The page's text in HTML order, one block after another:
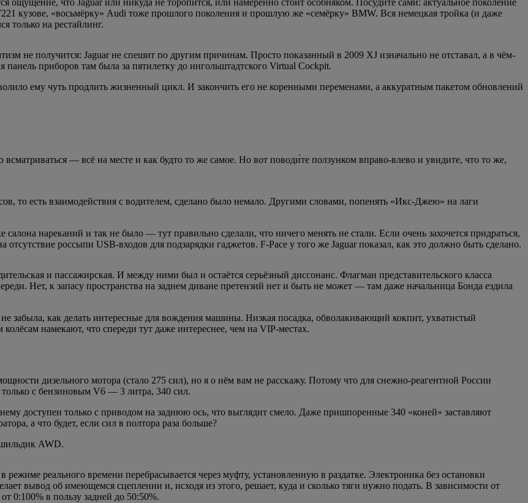
кузове, «восьмёрку» Audi тоже прошлого поколения и прошлую же «семёрку» BMW. Вся немецкая тройка (и даже
только на рестайлинг.
не получится: Jaguar не спешит по другим причинам. Просто показанный в 2009 XJ изначально не отставал, а в чём-
приборов там была за пятилетку до ингольштадтского Virtual Cockpit.
ему чуть продлить жизненный цикл. И закончить его не коренными переменами, а аккуратным пакетом обновлений
— всё на месте и как будто то же самое. Но вот поводи́те ползунком вправо-влево и увидите, что то же,
то есть взаимодействия с водителем, сделано было немало. Другими словами, попенять «Икс-Джею» на лаги
нареканий и так не было — тут правильно сделали, что ничего менять не стали. Если очень захочется придраться,
россыпи USB-входов для подзарядки гаджетов. F-Pace у того же Jaguar показал, как это должно быть сделано.
и пассажирская. И между ними был и остаётся серьёзный диссонанс. Флагман представительского класса
Нет, к запасу пространства на заднем диване претензий нет и быть не может — там даже начальница Бонда ездила
забыла, как делать интересные для вождения машины. Низкая посадка, обволакивающий кокпит, ухватистый
намекают, что спереди тут даже интереснее, чем на VIP-местах.
дизельного мотора (стало 275 сил), но я о нём вам не расскажу. Потому что для снежно-реагентной России
только с бензиновым V6 — 3 литра, 340 сил.
доступен только с приводом на заднюю ось, что выглядит смело. Даже пришпоренные 340 «коней» заставляют
а что будет, если сил в полтора раза больше?
AWD.
реального времени перебрасывается через муфту, установленную в раздатке. Электроника без остановки
вывод об имеющемся сцеплении и, исходя из этого, решает, куда и сколько тяги нужно подать. В зависимости от
0:100% в пользу задней до 50:50%.